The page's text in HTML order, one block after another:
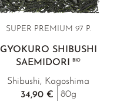
SUPER PREMIUM 97 P.
GYOKURO SHIBUSHI
SAEMIDORIBIO
Shibushi, Kagoshima
34,90 €
80g